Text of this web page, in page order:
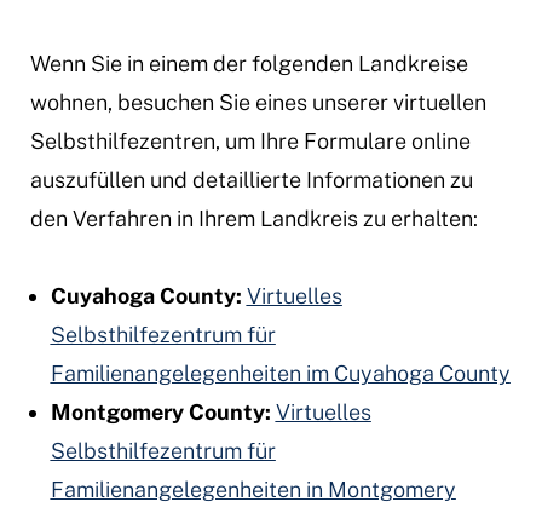
Wenn Sie in einem der folgenden Landkreise
wohnen, besuchen Sie eines unserer virtuellen
Selbsthilfezentren, um Ihre Formulare online
auszufüllen und detaillierte Informationen zu
den Verfahren in Ihrem Landkreis zu erhalten:
Cuyahoga County: Virtuelles
Selbsthilfezentrum für
Familienangelegenheiten im Cuyahoga County
Montgomery County: Virtuelles
Selbsthilfezentrum für
Familienangelegenheiten in Montgomery